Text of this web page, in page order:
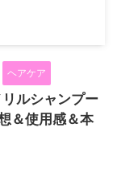
ヘアケア
ルシャンプー
＆使用感＆本